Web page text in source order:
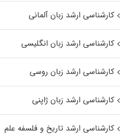
کارشناسی ارشد زبان آلمانی
کارشناسی ارشد زبان انگلیسی
کارشناسی ارشد زبان روسی
کارشناسی ارشد زبان ژاپنی
کارشناسی ارشد تاریخ و فلسفه علم